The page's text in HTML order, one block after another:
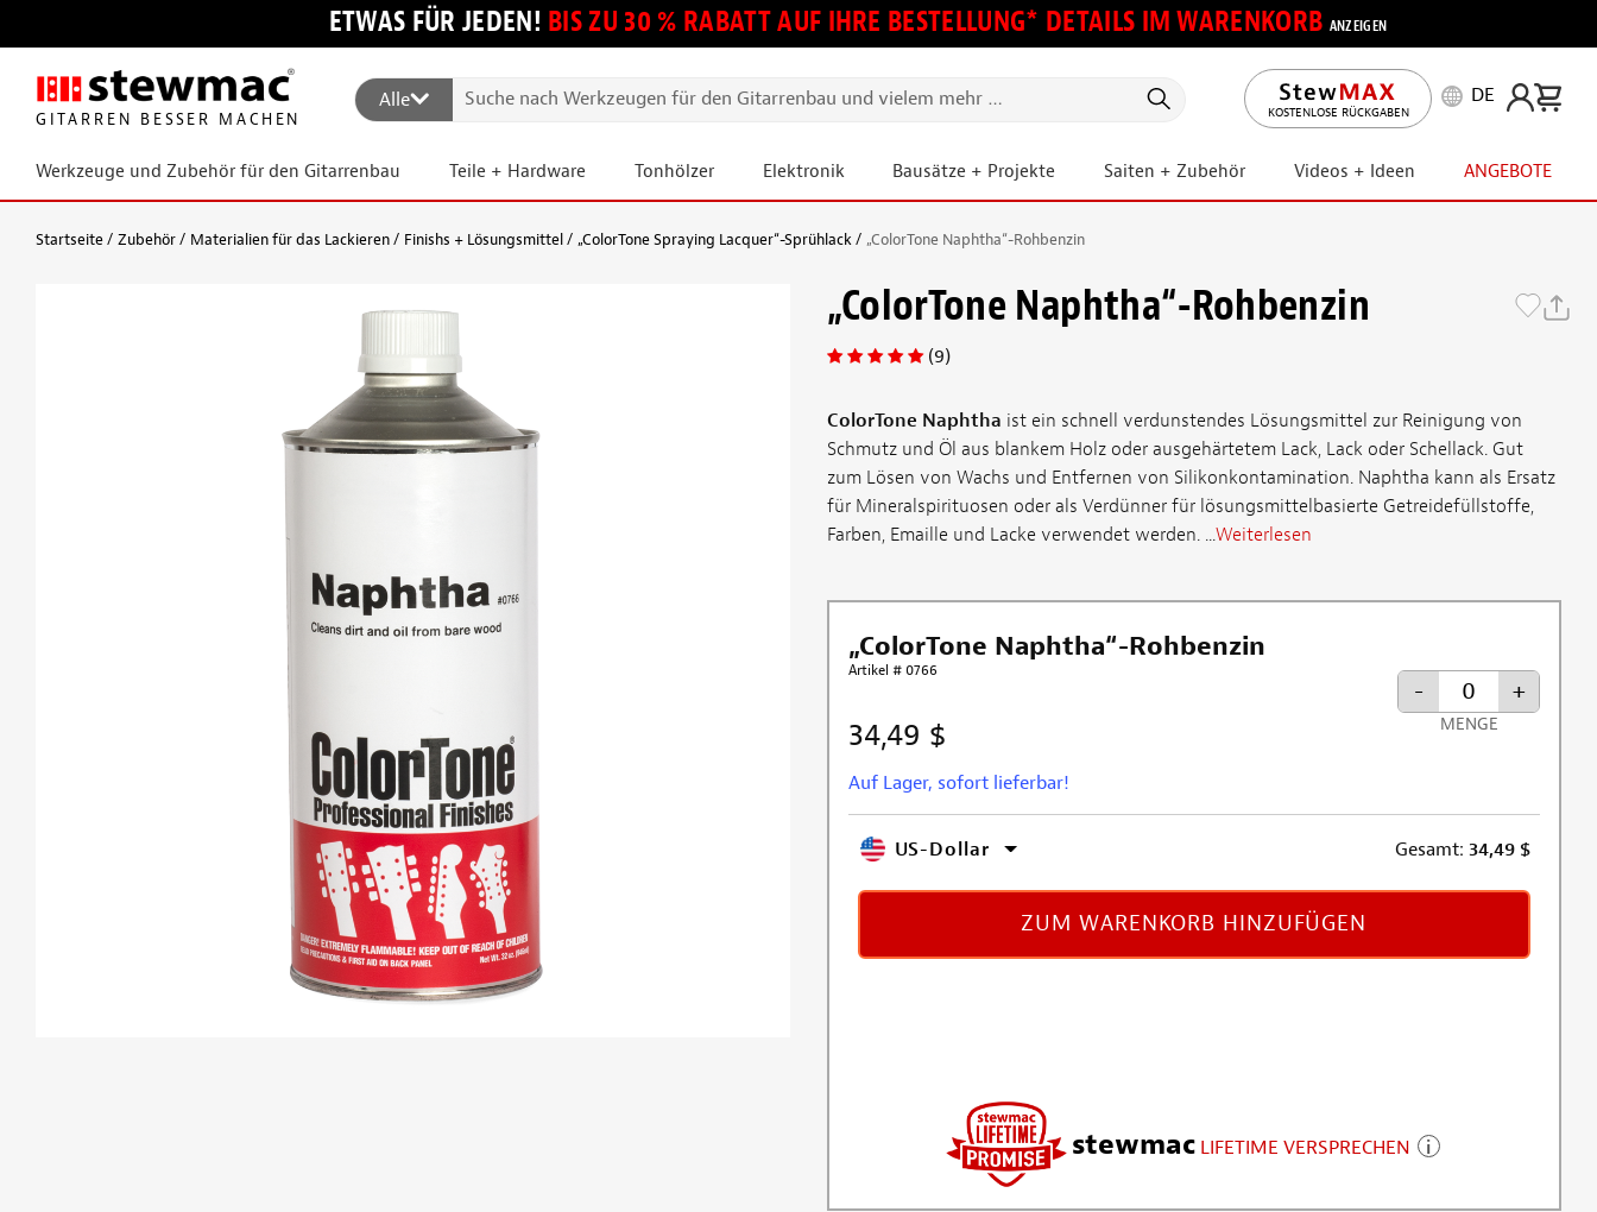
ETWAS FÜR JEDEN! BIS ZU 30 % RABATT AUF IHRE BESTELLUNG* DETAILS IM WARENKORB ANZEIGEN
GITARREN BESSER MACHEN
Alle
KOSTENLOSE RÜCKGABEN
DE
Werkzeuge und Zubehör für den Gitarrenbau Teile + Hardware Tonhölzer Elektronik Bausätze + Projekte Saiten + Zubehör Videos + Ideen ANGEBOTE
Startseite Zubehör Materialien für das Lackieren Finishs + Lösungsmittel „ColorTone Spraying Lacquer“-Sprühlack „ColorTone Naphtha“-Rohbenzin
„ColorTone Naphtha“-Rohbenzin
(9)
ColorTone Naphtha ist ein schnell verdunstendes Lösungsmittel zur Reinigung von
Schmutz und Öl aus blankem Holz oder ausgehärtetem Lack, Lack oder Schellack. Gut
zum Lösen von Wachs und Entfernen von Silikonkontamination. Naphtha kann als Ersatz
für Mineralspirituosen oder als Verdünner für lösungsmittelbasierte Getreidefüllstoffe,
Farben, Emaille und Lacke verwendet werden. ...Weiterlesen
„ColorTone Naphtha“-Rohbenzin
Artikel # 0766
34,49 $
Auf Lager, sofort lieferbar!
- +
MENGE
US-Dollar Gesamt: 34,49 $
ZUM WARENKORB HINZUFÜGEN
stewmac LIFETIME VERSPRECHEN